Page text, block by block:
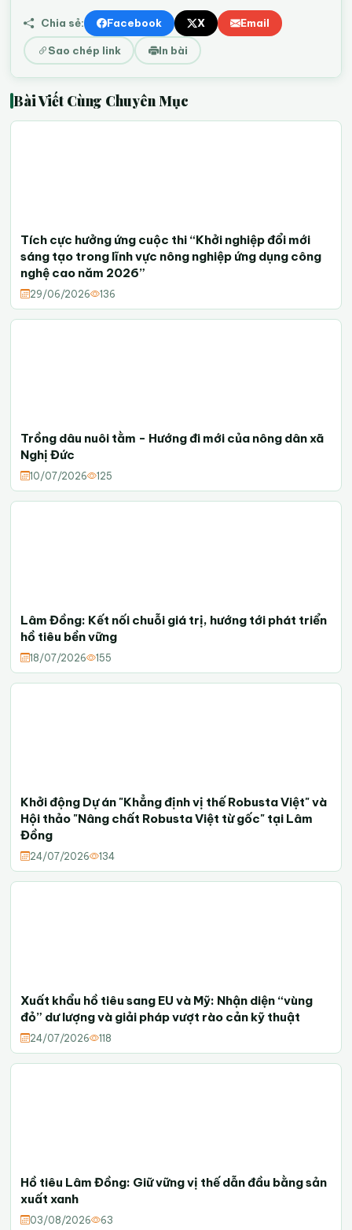
Chia sẻ: Facebook X Email
Sao chép link In bài
Bài Viết Cùng Chuyên Mục
Tích cực hưởng ứng cuộc thi “Khởi nghiệp đổi mới
sáng tạo trong lĩnh vực nông nghiệp ứng dụng công
nghệ cao năm 2026”
29/06/2026 136
Trồng dâu nuôi tằm - Hướng đi mới của nông dân xã
Nghị Đức
10/07/2026 125
Lâm Đồng: Kết nối chuỗi giá trị, hướng tới phát triển
hồ tiêu bền vững
18/07/2026 155
Khởi động Dự án "Khẳng định vị thế Robusta Việt" và
Hội thảo "Nâng chất Robusta Việt từ gốc" tại Lâm
Đồng
24/07/2026 134
Xuất khẩu hồ tiêu sang EU và Mỹ: Nhận diện “vùng
đỏ” dư lượng và giải pháp vượt rào cản kỹ thuật
24/07/2026 118
Hồ tiêu Lâm Đồng: Giữ vững vị thế dẫn đầu bằng sản
xuất xanh
03/08/2026 63